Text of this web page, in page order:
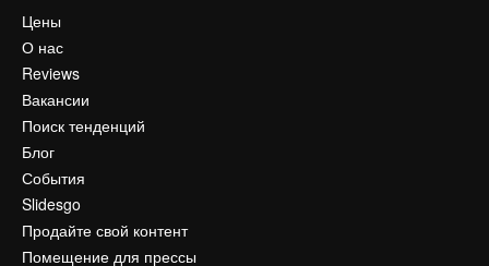
Цены
О нас
Reviews
Вакансии
Поиск тенденций
Блог
События
Slidesgo
Продайте свой контент
Помещение для прессы